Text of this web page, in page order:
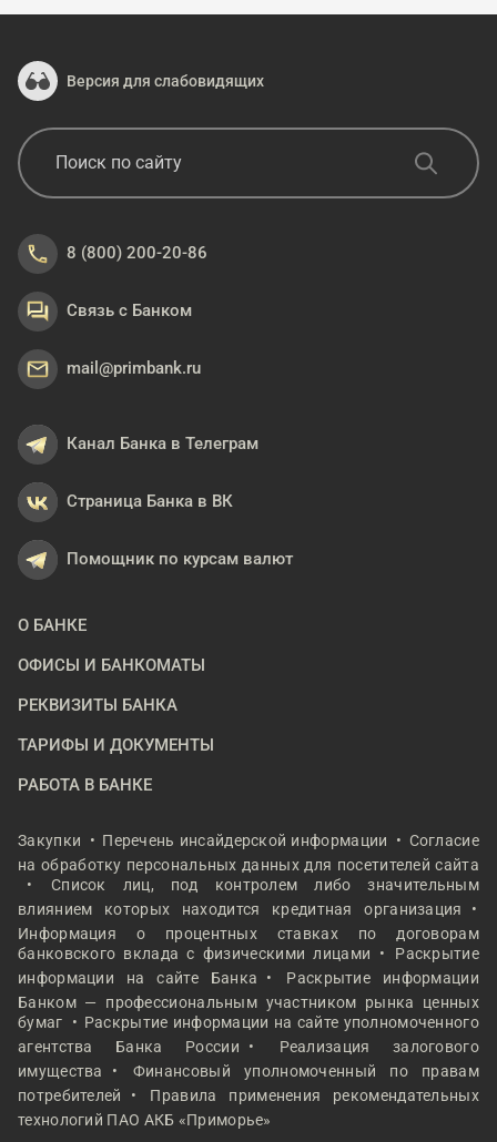
Версия для слабовидящих
8 (800) 200-20-86
Связь с Банком
mail@primbank.ru
Канал Банка в Телеграм
Страница Банка в ВК
Помощник по курсам валют
О БАНКЕ
ОФИСЫ И БАНКОМАТЫ
РЕКВИЗИТЫ БАНКА
ТАРИФЫ И ДОКУМЕНТЫ
РАБОТА В БАНКЕ
Закупки Перечень инсайдерской информации
Согласие
на обработку персональных данных для посетителей сайта
Список лиц, под контролем либо значительным
влиянием которых находится кредитная организация
Информация о процентных ставках по договорам
банковского вклада с физическими лицами
Раскрытие
информации на сайте Банка
Раскрытие информации
Банком — профессиональным участником рынка ценных
бумаг
Раскрытие информации на сайте уполномоченного
агентства Банка России
Реализация залогового
имущества
Финансовый уполномоченный по правам
потребителей
Правила применения рекомендательных
технологий ПАО АКБ «Приморье»